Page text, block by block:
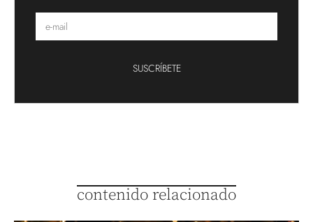
SUSCRÍBETE
contenido relacionado